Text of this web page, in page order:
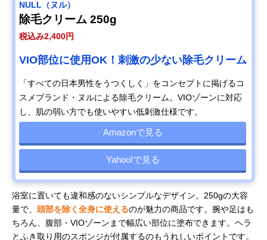
NULL（ヌル）
除毛クリーム 250g
税込み2,400円
VIO部位に使用OK！刺激の少ない除毛クリーム
「すべての日本男性をうつくしく」をコンセプトに掲げるコ
スメブランド・ヌルによる除毛クリーム。VIOゾーンに対応
し、肌の弱い方でも使いやすい低刺激仕様です。
Amazonで見る
Yahoo!で見る
浴室に置いても違和感のないシンプルなデザイン。250gの大容
量で、 頭部を除く全身に使えるのが魅力の商品です。腕や足はも
ちろん、腹部・VIOゾーンまで幅広い部位に塗布できます。ヘラ
とふき取り用のスポンジが付属するのもうれしいポイントです。